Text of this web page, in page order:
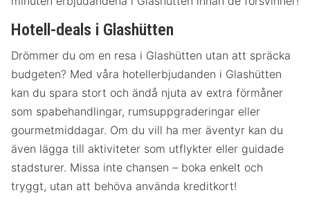
Hotell-deals i Glashütten
Drömmer du om en resa i Glashütten utan att spräcka
budgeten? Med våra hotellerbjudanden i Glashütten
kan du spara stort och ändå njuta av extra förmåner
som spabehandlingar, rumsuppgraderingar eller
gourmetmiddagar. Om du vill ha mer äventyr kan du
även lägga till aktiviteter som utflykter eller guidade
stadsturer. Missa inte chansen – boka enkelt och
tryggt, utan att behöva använda kreditkort!